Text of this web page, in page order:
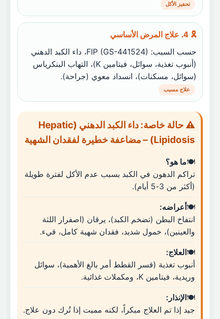
تحفيز الأكل
🎗️ 4. علاج المرض الأساسي
حسب السبب: FIP (GS-441524)، داء الكبد الدهني
(أنبوب تغذية، سوائل، فيتامين K)، التهاب البنكرياس
(سوائل، مسكنات)، انسداد معوي (جراحة).
علاج مسبب
⚠️ حالة خاصة: داء الكبد الدهني (Hepatic
Lipidosis) – مضاعفة خطيرة لفقدان الشهية
ما هو؟
تراكم الدهون في الكبد بسبب عدم الأكل لفترة طويلة
(أكثر من 3-5 أيام).
أعراضه:
انتفاخ البطن (تضخم الكبد)، يرقان (اصفرار اللثة
والعينين)، خمول شديد، فقدان شهية كامل، قيء.
العلاج:
أنبوب تغذية (قسر القطط أمر بالغ الأهمية)، سوائل
وريدية، فيتامين K، ومكملات غذائية.
الإنذار:
جيد إذا تم العلاج مبكراً، لكنه مميت إذا تُرك دون علاج.